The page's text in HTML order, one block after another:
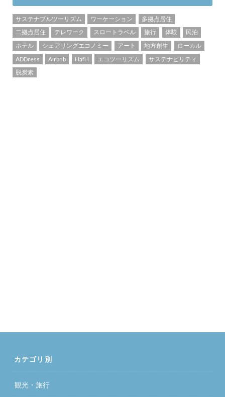
サステナブルツーリズム ワーケーション
多拠点居住
二拠点居住
テレワーク スロートラベル 旅行 体験
民泊
ホテル
シェアリングエコノミー アート 地方創生
ローカル
ADDress
Airbnb HafH エコツーリズム
サステナビリティ
脱炭素
カテゴリ別
観光・旅行